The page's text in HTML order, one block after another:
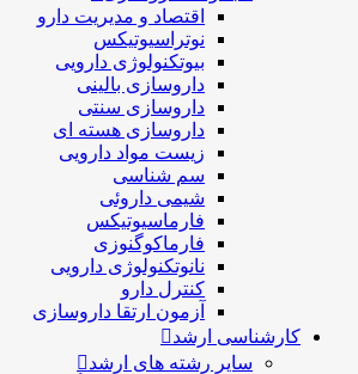
اقتصاد و مديريت دارو
نوتراسیوتیکس
بيوتكنولوژی دارویی
داروسازی بالينی
داروسازی سنتی
داروسازی هسته ای
زیست مواد دارویی
سم شناسی
شيمی داروئی
فارماسيوتيكس
فارماكوگنوزی
نانوتکنولوژی دارویی
كنترل دارو
آزمون ارتقا داروسازی
کارشناسی ارشد
سایر رشته های ارشد